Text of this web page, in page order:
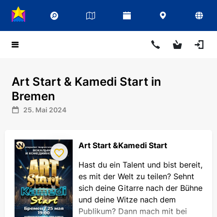
Art Start & Kamedi Start in
Bremen
25. Mai 2024
Art Start &Kamedi Start
Hast du ein Talent und bist bereit,
es mit der Welt zu teilen? Sehnt
sich deine Gitarre nach der Bühne
und deine Witze nach dem
Publikum? Dann mach mit bei